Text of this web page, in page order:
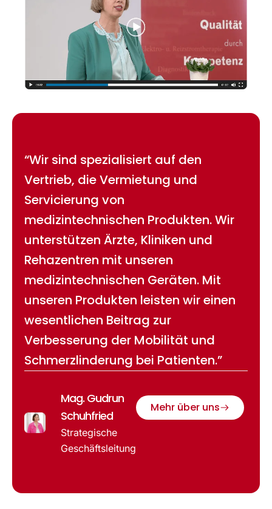
“Wir sind spezialisiert auf den
Vertrieb, die Vermietung und
Servicierung von
medizintechnischen Produkten. Wir
unterstützen Ärzte, Kliniken und
Rehazentren mit unseren
medizintechnischen Geräten. Mit
unseren Produkten leisten wir einen
wesentlichen Beitrag zur
Verbesserung der Mobilität und
Schmerzlinderung bei Patienten.”
Mag. Gudrun
Schuhfried
Strategische
Geschäftsleitung
Mehr über uns